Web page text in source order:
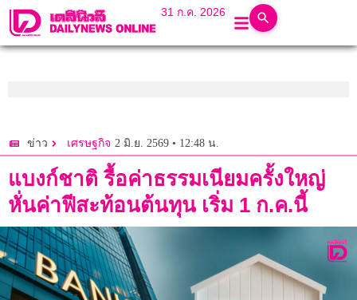
31 ก.ค. 2026
ข่าว เศรษฐกิจ 2 มิ.ย. 2569 • 12:48 น.
แบงก์ชาติ รื้อค่าธรรมเนียมครั้งใหญ่
หั่นค่าฟีสะท้อนต้นทุน เริ่ม 1 ก.ค.นี้